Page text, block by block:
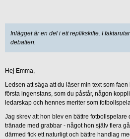
Inlägget är en del i ett replikskifte. I
debatten.
Hej Emma,
Ledsen att säga att du läser min text som
första ingenstans, som du påstår, någon
ledarskap och hennes meriter som
Jag skrev att hon blev en bättre fotbollspelare
tränade med grabbar - något hon själv flera
därmed fick ett naturligt och bättre handlag